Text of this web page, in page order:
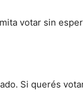
votar sin
Si querés